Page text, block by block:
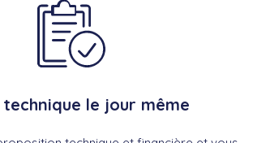
le jour même